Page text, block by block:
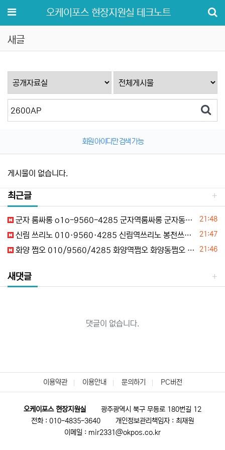
메뉴 오케이포스 현장지원실 테크노트
새글
회원 아이디만 검색 가능
게시물이 없습니다.
최근글
등록일
21:48
군자 룸싸롱 o1o-9560-4285 군자역룸싸롱 군자동룸싸롱 군자쩜오 군자셔츠룸 위치안내
등록일
21:47
신림 쓰리노 010·9560·4285 신림역쓰리노 봉천쓰리노 신림풀사롱 신림하이퍼블릭 위치안내
등록일
21:46
화양 쩜오 010/9560/4285 화양역쩜오 화양동쩜오 화양풀사롱 화양가라오케 초이스정보
새댓글
댓글이 없습니다.
이용약관 이용안내 문의하기 PC버전
오케이포스 현장지원실
광주광역시 북구 무등로 180번길 12
전화 : 010-4835-3640
개인정보관리책임자 : 최재원
이메일 : mir2331@okpos.co.kr